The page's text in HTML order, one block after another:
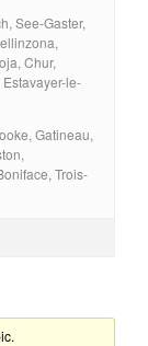
See-Gaster,
Chur,
le-
Gatineau,
Trois-